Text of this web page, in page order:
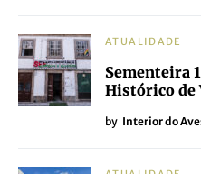
ATUALIDADE
Sementeira
Histórico de
by Interior do